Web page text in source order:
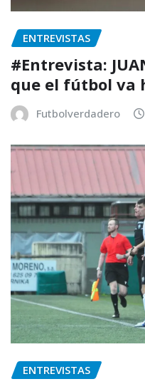
ENTREVISTAS
#Entrevista:
que el fútbol va
Futbolverdadero
ENTREVISTAS